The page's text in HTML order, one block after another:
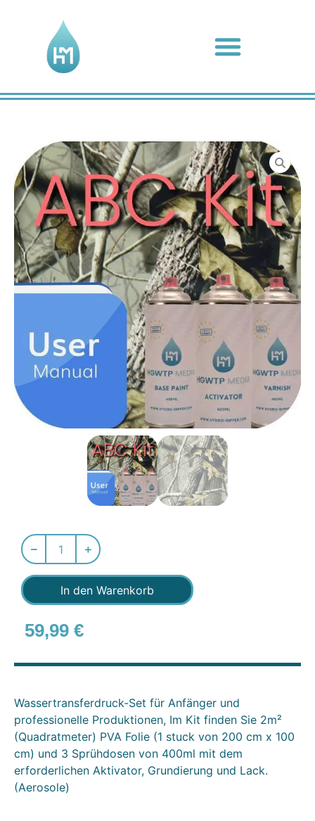
In den Warenkorb
59,99 €
Wassertransferdruck-Set für Anfänger und
professionelle Produktionen, Im Kit finden Sie 2m²
(Quadratmeter) PVA Folie (1 stuck von 200 cm x 100
cm) und 3 Sprühdosen von 400ml mit dem
erforderlichen Aktivator, Grundierung und Lack.
(Aerosole)